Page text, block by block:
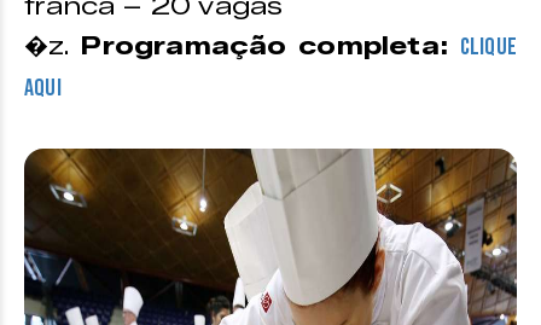
franca – 20 vagas
�z. Programação completa: CLIQUE
AQUI